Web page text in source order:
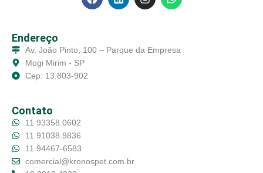
Endereço
Av. João Pinto, 100 – Parque da Empresa
Mogi Mirim - SP
Cep: 13.803-902
Contato
11 93358.0602
11 91038.9836
11 94467-6583
comercial@kronospet.com.br